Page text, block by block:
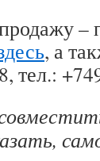
–
, а
тел.: